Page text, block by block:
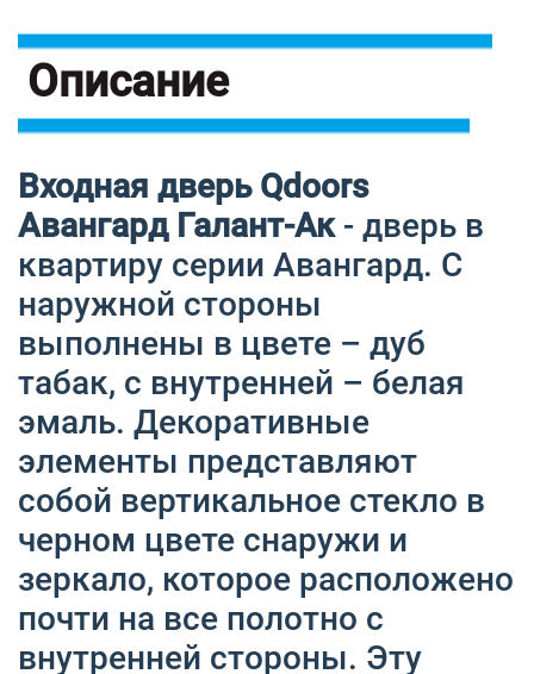
Описание
Входная дверь Qdoors
Авангард Галант-Ак - дверь в
квартиру серии Авангард. С
наружной стороны
выполнены в цвете – дуб
табак, с внутренней – белая
эмаль. Декоративные
элементы представляют
собой вертикальное стекло в
черном цвете снаружи и
зеркало, которое расположено
почти на все полотно с
внутренней стороны. Эту